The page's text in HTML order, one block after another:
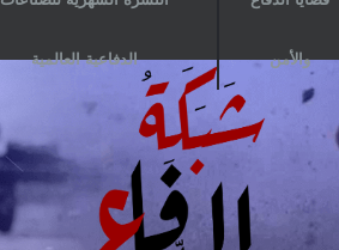
والأمن الدفاعية العالمية